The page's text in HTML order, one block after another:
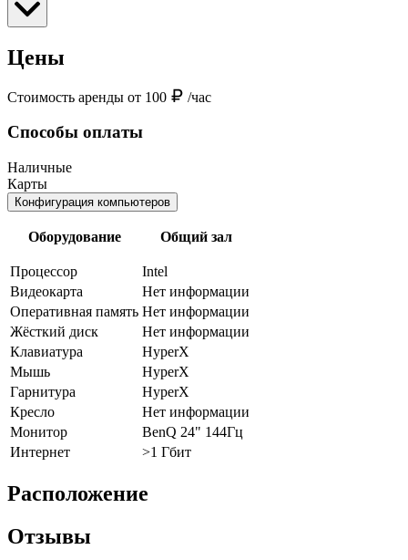
Цены
Стоимость аренды от 100 /час
Способы оплаты
Наличные
Карты
Конфигурация компьютеров
Оборудование Общий зал
Процессор
Intel
Видеокарта
Нет информации
Оперативная память Нет информации
Жёсткий диск
Нет информации
Клавиатура
HyperX
Мышь
HyperX
Гарнитура
HyperX
Кресло
Нет информации
Монитор
BenQ 24" 144Гц
Интернет
>1 Гбит
Расположение
Отзывы